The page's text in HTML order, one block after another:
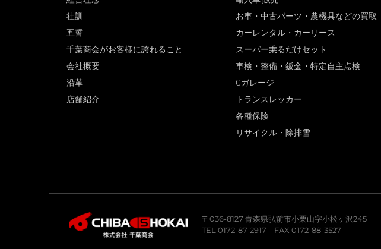
社訓
五誓
千葉商会がお客様に誇れること
会社概要
沿革
店舗紹介
お車・中古パーツ・農機具などの買取
カーレンタル・カーリース
スーパー乗るだけセット
車検・整備・鈑金・特定自主点検
Cガレージ
トランスレッカー
各種保険
リサイクル・除排雪
〒036-8127 青森県弘前市小栗山字小松ヶ沢245
TEL 0172-87-2917 FAX 0172-88-3527